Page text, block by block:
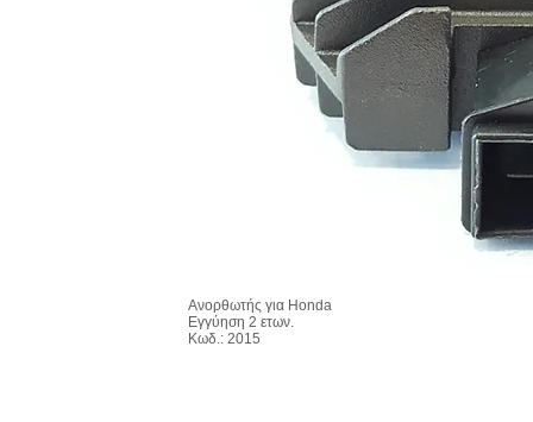
Ανορθωτής για Honda
Εγγύηση 2 ετων.
Κωδ.: 2015